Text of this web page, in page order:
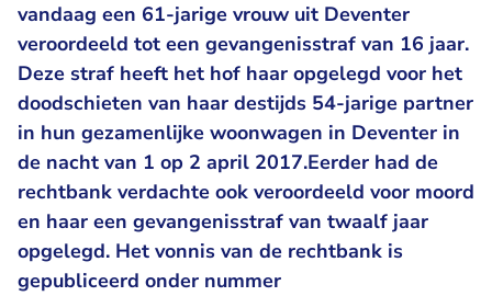
vandaag een 61-jarige vrouw uit Deventer
veroordeeld tot een gevangenisstraf van 16 jaar.
Deze straf heeft het hof haar opgelegd voor het
doodschieten van haar destijds 54-jarige partner
in hun gezamenlijke woonwagen in Deventer in
de nacht van 1 op 2 april 2017.Eerder had de
rechtbank verdachte ook veroordeeld voor moord
en haar een gevangenisstraf van twaalf jaar
opgelegd. Het vonnis van de rechtbank is
gepubliceerd onder nummer